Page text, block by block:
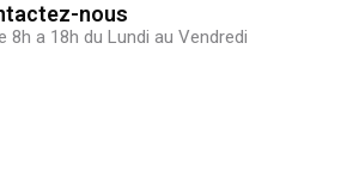
nous
8h a 18h du Lundi au Vendredi